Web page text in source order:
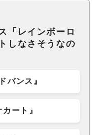
「レインボーロ
しなさそうなの
バンス』
ート』